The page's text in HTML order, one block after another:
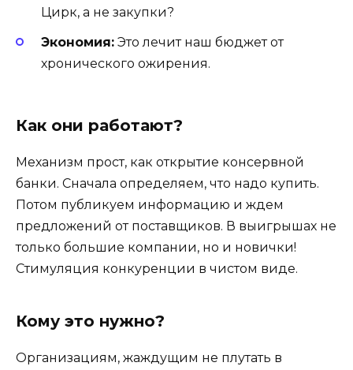
Цирк, а не закупки?
Экономия: Это лечит наш бюджет от
хронического ожирения.
Как они работают?
Механизм прост, как открытие консервной
банки. Сначала определяем, что надо купить.
Потом публикуем информацию и ждем
предложений от поставщиков. В выигрышах не
только большие компании, но и новички!
Стимуляция конкуренции в чистом виде.
Кому это нужно?
Организациям, жаждущим не плутать в